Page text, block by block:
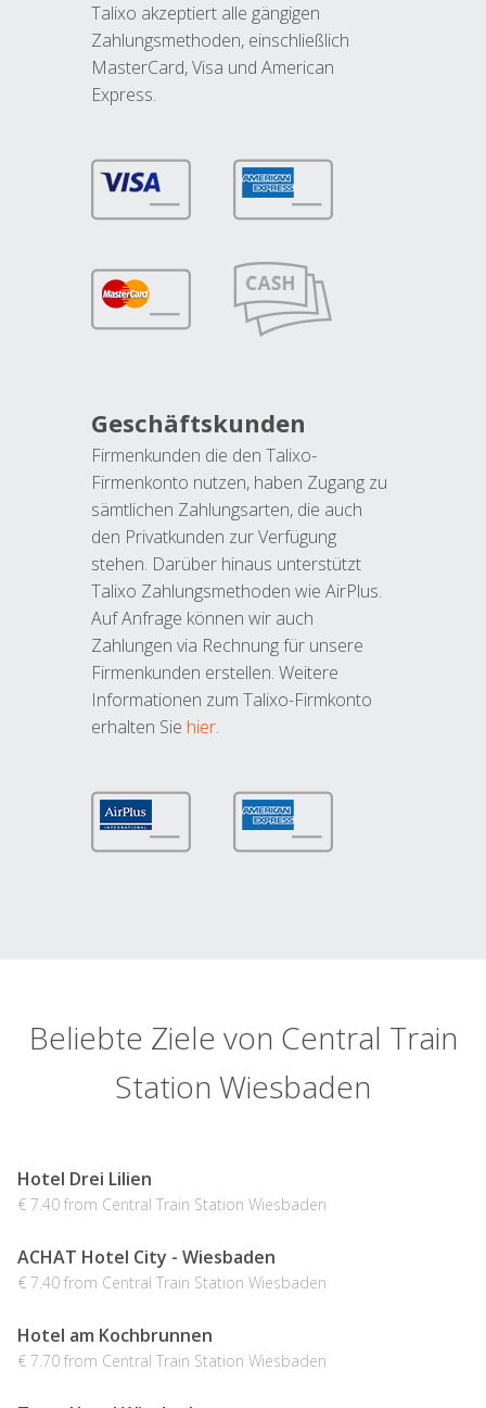
Talixo akzeptiert alle gängigen
Zahlungsmethoden, einschließlich
MasterCard, Visa und American
Express.
Geschäftskunden
Firmenkunden die den Talixo-
Firmenkonto nutzen, haben Zugang zu
sämtlichen Zahlungsarten, die auch
den Privatkunden zur Verfügung
stehen. Darüber hinaus unterstützt
Talixo Zahlungsmethoden wie AirPlus.
Auf Anfrage können wir auch
Zahlungen via Rechnung für unsere
Firmenkunden erstellen. Weitere
Informationen zum Talixo-Firmkonto
erhalten Sie hier.
Beliebte Ziele von Central Train
Station Wiesbaden
Hotel Drei Lilien
€ 7.40 from Central Train Station Wiesbaden
ACHAT Hotel City - Wiesbaden
€ 7.40 from Central Train Station Wiesbaden
Hotel am Kochbrunnen
€ 7.70 from Central Train Station Wiesbaden